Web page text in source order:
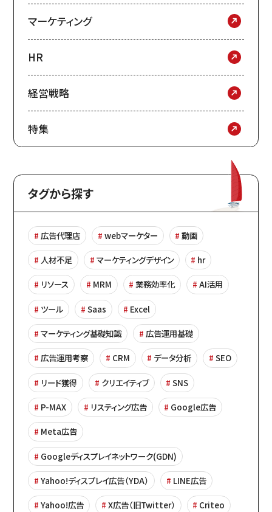
マーケティング
HR
経営戦略
特集
タグから探す
広告代理店 webマーケター 動画
人材不足 マーケティングデザイン hr
リソース MRM 業務効率化 AI活用
ツール Saas Excel
マーケティング基礎知識 広告運用基礎
広告運用考察 CRM データ分析 SEO
リード獲得 クリエイティブ SNS
P-MAX リスティング広告 Google広告
Meta広告
Googleディスプレイネットワーク(GDN)
Yahoo!ディスプレイ広告（YDA） LINE広告
Yahoo!広告 X広告（旧Twitter） Criteo